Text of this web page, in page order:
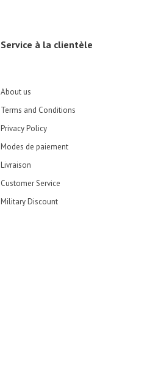
Service à la clientèle
About us
Terms and Conditions
Privacy Policy
Modes de paiement
Livraison
Customer Service
Military Discount